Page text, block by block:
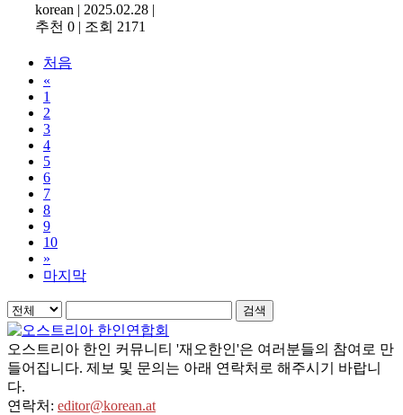
korean | 2025.02.28 |
추천 0 | 조회 2171
처음
«
1
2
3
4
5
6
7
8
9
10
»
마지막
검색
오스트리아 한인 커뮤니티 '재오한인'은 여러분들의 참여로 만
들어집니다. 제보 및 문의는 아래 연락처로 해주시기 바랍니
다.
연락처: editor@korean.at